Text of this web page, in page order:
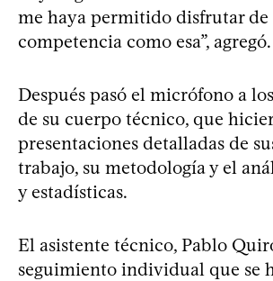
me haya permitido disfrutar de
competencia como esa”, agregó.
Después pasó el micrófono a
de su cuerpo técnico, que
presentaciones detalladas de
trabajo, su metodología y el
y estadísticas.
El asistente técnico, Pablo
seguimiento individual que se